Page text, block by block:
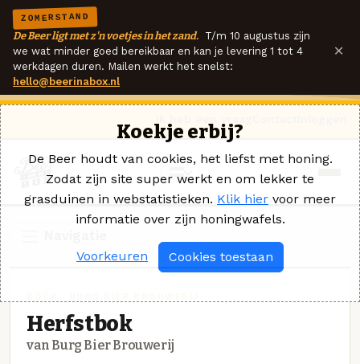
ZOMERSTAND
De Beer ligt met z'n voetjes in het zand. T/m 10 augustus zijn
we wat minder goed bereikbaar en kan je levering 1 tot 4
werkdagen duren. Mailen werkt het snelst:
hello@beerinabox.nl
×
Herfstbok
van Burg Bier Brouwerij
Koekje erbij?
De Beer houdt van cookies, het liefst met honing.
Zodat zijn site super werkt en om lekker te
grasduinen in webstatistieken. Klik hier voor meer
informatie over zijn honingwafels.
Voorkeuren Cookies toestaan